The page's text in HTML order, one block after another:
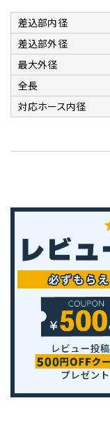
差込部内径
差込部外径
最大外径
全長
対応ホース内径